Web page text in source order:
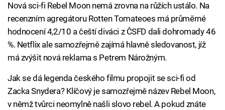
Nová sci-fi Rebel Moon nemá zrovna na růžích ustálo. Na
recenzním agregátoru Rotten Tomateoes má průměrné
hodnocení 4,2/10 a čeští diváci z ČSFD dali dohromady 46
%. Netflix ale samozřejmě zajímá hlavně sledovanost, jíž
má zvýšit nová reklama s Petrem Nárožným.
Jak se dá legenda českého filmu propojit se sci-fi od
Zacka Snydera? Klíčový je samozřejmě název Rebel Moon,
v němž tvůrci neomylně našli slovo rebel. A pokud znáte